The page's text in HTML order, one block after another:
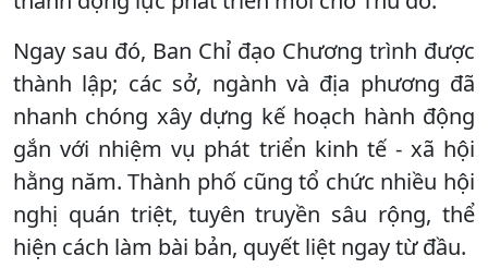
Ngay sau đó, Ban Chỉ đạo Chương trình được
thành lập; các sở, ngành và địa phương đã
nhanh chóng xây dựng kế hoạch hành động
gắn với nhiệm vụ phát triển kinh tế - xã hội
hằng năm. Thành phố cũng tổ chức nhiều hội
nghị quán triệt, tuyên truyền sâu rộng, thể
hiện cách làm bài bản, quyết liệt ngay từ đầu.